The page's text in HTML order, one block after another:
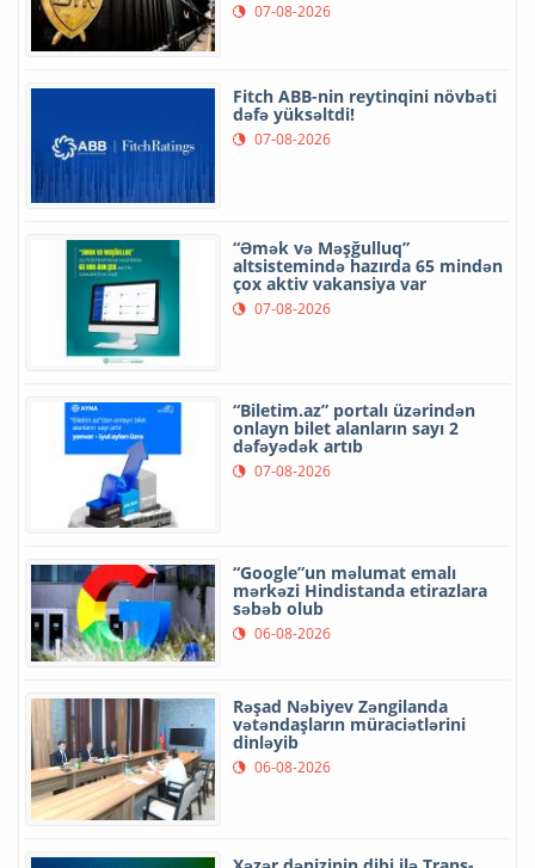
07-08-2026
Fitch ABB-nin reytinqini növbəti
dəfə yüksəltdi!
07-08-2026
“Əmək və Məşğulluq”
altsistemində hazırda 65 mindən
çox aktiv vakansiya var
07-08-2026
“Biletim.az” portalı üzərindən
onlayn bilet alanların sayı 2
dəfəyədək artıb
07-08-2026
“Google”un məlumat emalı
mərkəzi Hindistanda etirazlara
səbəb olub
06-08-2026
Rəşad Nəbiyev Zəngilanda
vətəndaşların müraciətlərini
dinləyib
06-08-2026